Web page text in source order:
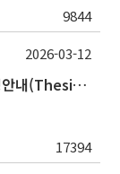
9844
2026학년도 1학기 석 · 박사 논문심사 일정안내(Thesis Defense Schedules)
17394
2026-03-12